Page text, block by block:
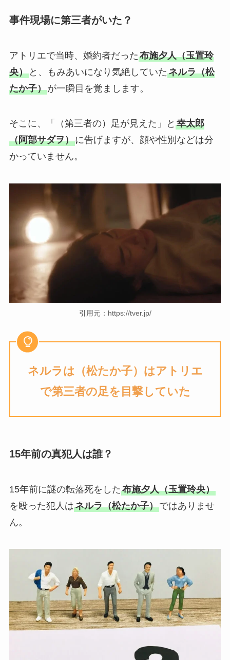
事件現場に第三者がいた？
アトリエで当時、婚約者だった布施夕人（玉置玲
央）と、もみあいになり気絶していたネルラ（松
たか子）が一瞬目を覚まします。
そこに、「（第三者の）足が見えた」と 幸太郎
（阿部サダヲ）に告げますが、顔や性別などは分
かっていません。
引用元：https://tver.jp/
ネルラは（松たか子）はアトリエ
で第三者の足を目撃していた
15年前の真犯人は誰？
15年前に謎の転落死をした布施夕人（玉置玲央）
を殴った犯人はネルラ（松たか子）ではありませ
ん。